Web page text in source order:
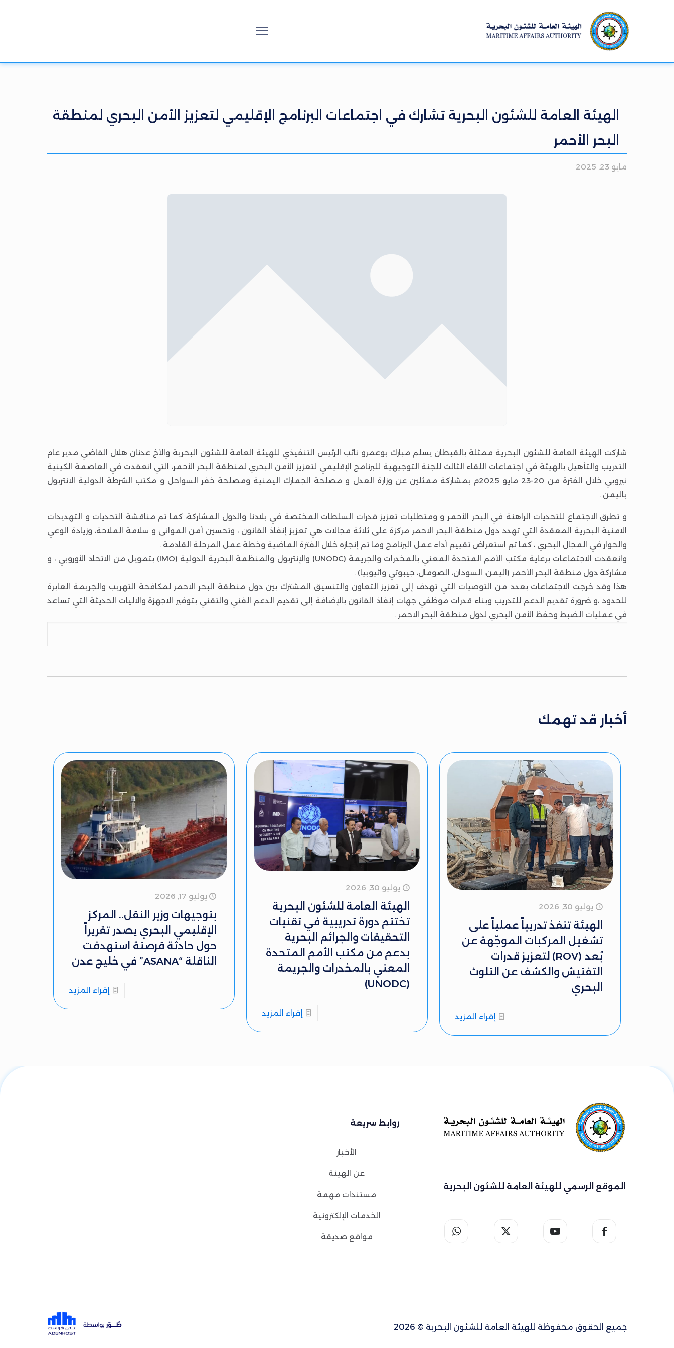
الهيئة العامة للشئون البحرية تشارك في اجتماعات البرنامج الإقليمي لتعزيز الأمن البحري لمنطقة
البحر الأحمر
مايو 23, 2025
شاركت الهيئة العامة للشئون البحرية ممثلة بالقبطان يسلم مبارك بوعمرو نائب الرئيس التنفيذي للهيئة العامة للشئون البحرية والأخ عدنان هلال القاضي مدير عام
التدريب والتأهيل بالهيئة في اجتماعات اللقاء الثالث للجنة التوجيهية للبرنامج الإقليمي لتعزيز الأمن البحري لمنطقة البحر الأحمر، التي انعقدت في العاصمة الكينية
نيروبي خلال الفترة من 20-23 مايو 2025م بمشاركة ممثلين عن وزارة العدل و مصلحة الجمارك اليمنية ومصلحة خفر السواحل و مكتب الشرطة الدولية الانتربول
باليمن .
و تطرق الاجتماع للتحديات الراهنة في البحر الأحمر و ومتطلبات تعزيز قدرات السلطات المختصة في بلادنا والدول المشاركة، كما تم مناقشة التحديات و التهديدات
الامنية البحرية المعقدة التي تهدد دول منطقة البحر الاحمر مركزة على ثلاثة مجالات هي تعزيز إنفاذ القانون ، وتحسين أمن الموانئ و سلامة الملاحة، وزيادة الوعي
والحوار في المجال البحري ، كما تم استعراض تقييم أداء عمل البرنامج وما تم إنجازه خلال الفترة الماضية وخطة عمل المرحلة القادمة .
وانعقدت الاجتماعات برعاية مكتب الأمم المتحدة المعني بالمخدرات والجريمة (UNODC) والإنتربول والمنظمة البحرية الدولية (IMO) بتمويل من الاتحاد الأوروبي ، و
مشاركة دول منطقة البحر الأحمر (اليمن، السودان، الصومال، جيبوتي واثيوبيا) .
هذا وقد خرجت الاجتماعات بعدد من التوصيات التي تهدف إلى تعزيز التعاون والتنسيق المشترك بين دول منطقة البحر الاحمر لمكافحة التهريب والجريمة العابرة
للحدود ،و ضرورة تقديم الدعم للتدريب وبناء قدرات موظفي جهات إنفاذ القانون بالإضافة إلى تقديم الدعم الفني والتقني بتوفير الاجهزة والاليات الحديثة التي تساعد
في عمليات الضبط وحفظ الأمن البحري لدول منطقة البحر الاحمر .
أخبار قد تهمك
يوليو 30, 2026
الهيئة تنفذ تدريباً عملياً على
تشغيل المركبات الموجّهة عن
بُعد (ROV) لتعزيز قدرات
التفتيش والكشف عن التلوث
البحري
إقراء المزيد
يوليو 30, 2026
الهيئة العامة للشئون البحرية
تختتم دورة تدريبية في تقنيات
التحقيقات والجرائم البحرية
بدعم من مكتب الأمم المتحدة
المعني بالمخدرات والجريمة
(UNODC)
إقراء المزيد
يوليو 17, 2026
بتوجيهات وزير النقل.. المركز
الإقليمي البحري يصدر تقريراً
حول حادثة قرصنة استهدفت
الناقلة “ASANA” في خليج عدن
إقراء المزيد
الموقع الرسمي للهيئة العامة للشئون البحرية
روابط سريعة
الأخبار
عن الهيئة
مستندات مهمة
الخدمات الإلكترونية
مواقع صديقة
جميع الحقوق محفوظة للهيئة العامة للشئون البحرية © 2026